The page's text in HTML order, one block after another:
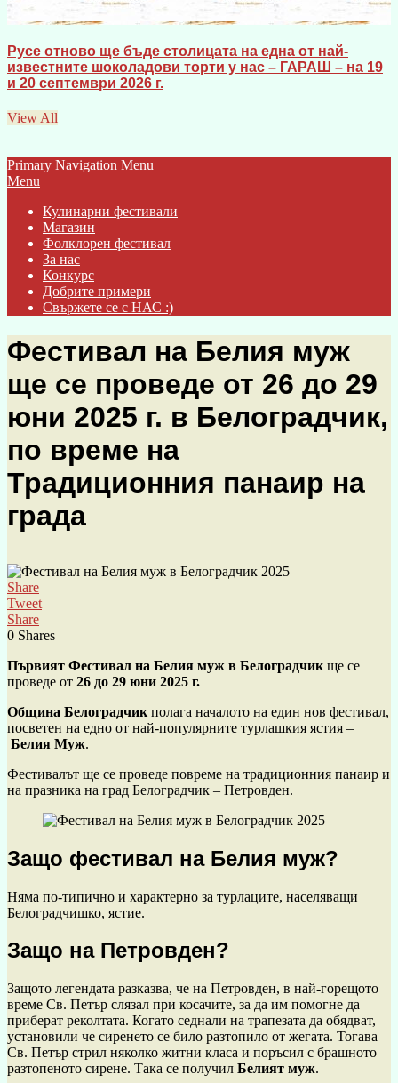
Русе отново ще бъде столицата на една от най-
известните шоколадови торти у нас – ГАРАШ – на 19
и 20 септември 2026 г.
View All
Primary Navigation Menu
Menu
Кулинарни фестивали
Магазин
Фолклорен фестивал
За нас
Конкурс
Добрите примери
Свържете се с НАС :)
Фестивал на Белия муж
ще се проведе от 26 до 29
юни 2025 г. в Белоградчик,
по време на
Традиционния панаир на
града
Share
Tweet
Share
0 Shares
Първият Фестивал на Белия муж в Белоградчик ще се
проведе от 26 до 29 юни 2025 г.
Община Белоградчик полага началото на един нов фестивал,
посветен на едно от най-популярните турлашкия ястия –
Белия Муж.
Фестивалът ще се проведе повреме на традиционния панаир и
на празника на град Белоградчик – Петровден.
Защо фестивал на Белия муж?
Няма по-типично и характерно за турлаците, населяващи
Белоградчишко, ястие.
Защо на Петровден?
Защото легендата разказва, че на Петровден, в най-горещото
време Св. Петър слязал при косачите, за да им помогне да
приберат реколтата. Когато седнали на трапезата да обядват,
установили че сиренето се било разтопило от жегата. Тогава
Св. Петър стрил няколко житни класа и поръсил с брашното
разтопеното сирене. Така се получил Белият муж.